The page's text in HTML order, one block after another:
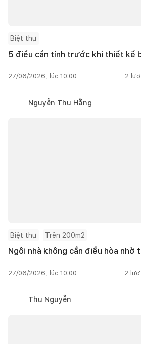
Biệt thự
5 điều cần tính trước khi thiết kế
27/06/2026, lúc 10:00 2
Nguyễn Thu Hằng
Biệt thự Trên 200m2
Ngôi nhà không cần điều hòa nhờ
27/06/2026, lúc 10:00 2
Thu Nguyễn